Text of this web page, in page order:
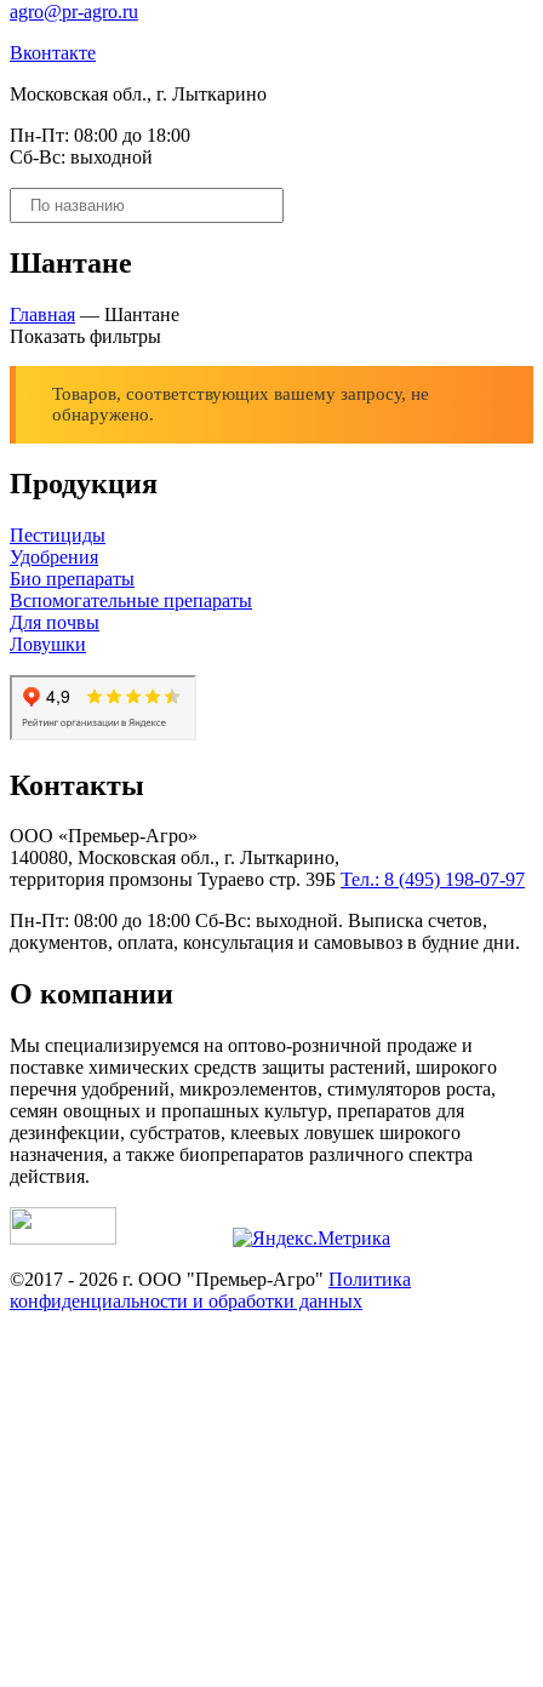
agro@pr-agro.ru
Вконтакте
Московская обл., г. Лыткарино
Пн-Пт: 08:00 до 18:00
Сб-Вс: выходной
Поиск
товаров
Шантане
Главная — Шантане
Показать фильтры
Товаров, соответствующих вашему запросу, не
обнаружено.
Продукция
Пестициды
Удобрения
Био препараты
Вспомогательные препараты
Для почвы
Ловушки
Контакты
ООО «Премьер-Агро»
140080, Московская обл., г. Лыткарино,
территория промзоны Тураево стр. 39Б Тел.: 8 (495) 198-07-97
Пн-Пт: 08:00 до 18:00 Сб-Вс: выходной. Выписка счетов,
документов, оплата, консультация и самовывоз в будние дни.
О компании
Мы специализируемся на оптово-розничной продаже и
поставке химических средств защиты растений, широкого
перечня удобрений, микроэлементов, стимуляторов роста,
семян овощных и пропашных культур, препаратов для
дезинфекции, субстратов, клеевых ловушек широкого
назначения, а также биопрепаратов различного спектра
действия.
©2017 - 2026 г. ООО "Премьер-Агро" Политика
конфиденциальности и обработки данных